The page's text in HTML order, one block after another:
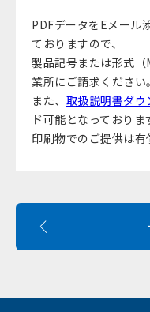
PDFデータをEメール
ておりますので、
製品記号または形式（
業所にご請求ください。
また、 取扱説明書ダウ
ド可能となっておりま
印刷物でのご提供は有